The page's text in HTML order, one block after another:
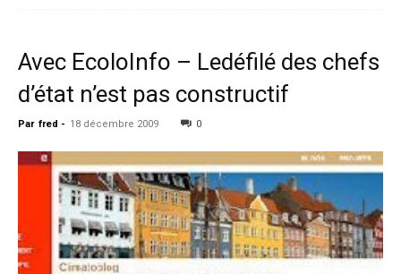
Avec EcoloInfo – Ledéfilé des chefs
d’état n’est pas constructif
Par fred - 18 décembre 2009 0